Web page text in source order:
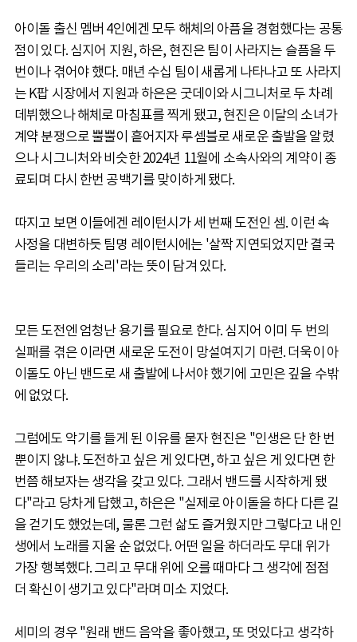
아이돌 출신 멤버 4인에겐 모두 해체의 아픔을 경험했다는 공통
점이 있다. 심지어 지원, 하은, 현진은 팀이 사라지는 슬픔을 두
번이나 겪어야 했다. 매년 수십 팀이 새롭게 나타나고 또 사라지
는 K팝 시장에서 지원과 하은은 굿데이와 시그니처로 두 차례
데뷔했으나 해체로 마침표를 찍게 됐고, 현진은 이달의 소녀가
계약 분쟁으로 뿔뿔이 흩어지자 루셈블로 새로운 출발을 알렸
으나 시그니처와 비슷한 2024년 11월에 소속사와의 계약이 종
료되며 다시 한번 공백기를 맞이하게 됐다.
따지고 보면 이들에겐 레이턴시가 세 번째 도전인 셈. 이런 속
사정을 대변하듯 팀명 레이턴시에는 '살짝 지연되었지만 결국
들리는 우리의 소리'라는 뜻이 담겨 있다.
모든 도전엔 엄청난 용기를 필요로 한다. 심지어 이미 두 번의
실패를 겪은 이라면 새로운 도전이 망설여지기 마련. 더욱이 아
이돌도 아닌 밴드로 새 출발에 나서야 했기에 고민은 깊을 수밖
에 없었다.
그럼에도 악기를 들게 된 이유를 묻자 현진은 "인생은 단 한 번
뿐이지 않냐. 도전하고 싶은 게 있다면, 하고 싶은 게 있다면 한
번쯤 해보자는 생각을 갖고 있다. 그래서 밴드를 시작하게 됐
다"라고 당차게 답했고, 하은은 "실제로 아이돌을 하다 다른 길
을 걷기도 했었는데, 물론 그런 삶도 즐거웠지만 그렇다고 내 인
생에서 노래를 지울 순 없었다. 어떤 일을 하더라도 무대 위가
가장 행복했다. 그리고 무대 위에 오를 때마다 그 생각에 점점
더 확신이 생기고 있다"라며 미소 지었다.
세미의 경우 "원래 밴드 음악을 좋아했고, 또 멋있다고 생각하